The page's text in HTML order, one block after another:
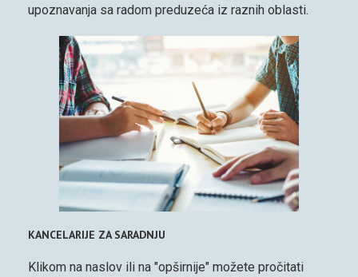
upoznavanja sa radom preduzeća iz raznih oblasti.
KANCELARIJE ZA SARADNJU
Klikom na naslov ili na "opširnije" možete pročitati